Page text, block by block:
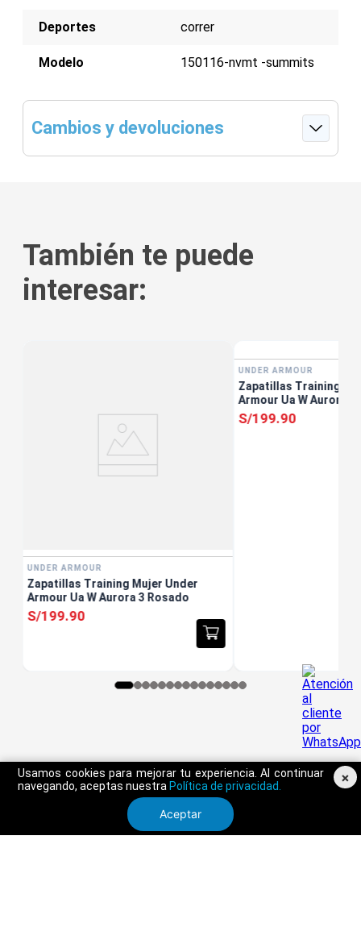
Usamos cookies para mejorar tu experiencia. Al continuar
navegando, aceptas nuestra Política de privacidad.
Aceptar
×
Deportes correr
Modelo 150116-nvmt -summits
Cambios y devoluciones
También te puede
interesar:
UNDER ARMOUR
Zapatillas Training Mujer Under
Armour Ua W Aurora 3 Rosado
S/199.90
UNDER ARMOUR
Zapatillas Training
Armour Ua W Aurora 3
S/199.90